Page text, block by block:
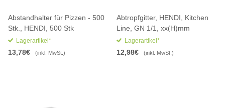
Abstandhalter für Pizzen - 500
Stk., HENDI, 500 Stk
Lagerartikel*
13,78€ (inkl. MwSt.)
Abtropfgitter, HENDI, Kitchen
Line, GN 1/1, xx(H)mm
Lagerartikel*
12,98€ (inkl. MwSt.)